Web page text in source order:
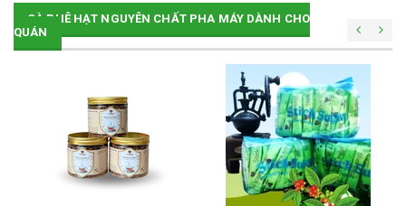
CÀ PHÊ HẠT NGUYÊN CHẤT PHA MÁY DÀNH CHO
QUÁN